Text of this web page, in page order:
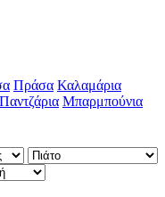
Πράσα Καλαμάρια
Παντζάρια Μπαρμπούνια